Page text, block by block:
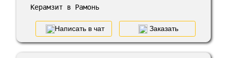
Керамзит в Рамонь
Написать в чат Заказать